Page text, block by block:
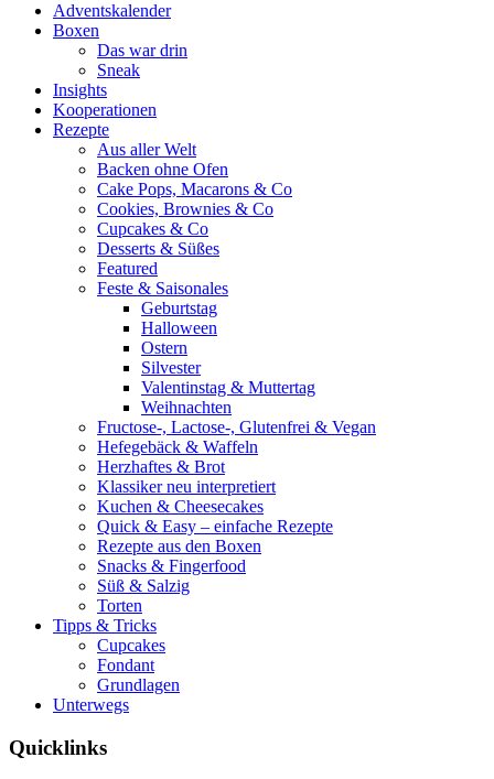
Adventskalender
Boxen
Das war drin
Sneak
Insights
Kooperationen
Rezepte
Aus aller Welt
Backen ohne Ofen
Cake Pops, Macarons & Co
Cookies, Brownies & Co
Cupcakes & Co
Desserts & Süßes
Featured
Feste & Saisonales
Geburtstag
Halloween
Ostern
Silvester
Valentinstag & Muttertag
Weihnachten
Fructose-, Lactose-, Glutenfrei & Vegan
Hefegebäck & Waffeln
Herzhaftes & Brot
Klassiker neu interpretiert
Kuchen & Cheesecakes
Quick & Easy – einfache Rezepte
Rezepte aus den Boxen
Snacks & Fingerfood
Süß & Salzig
Torten
Tipps & Tricks
Cupcakes
Fondant
Grundlagen
Unterwegs
Quicklinks